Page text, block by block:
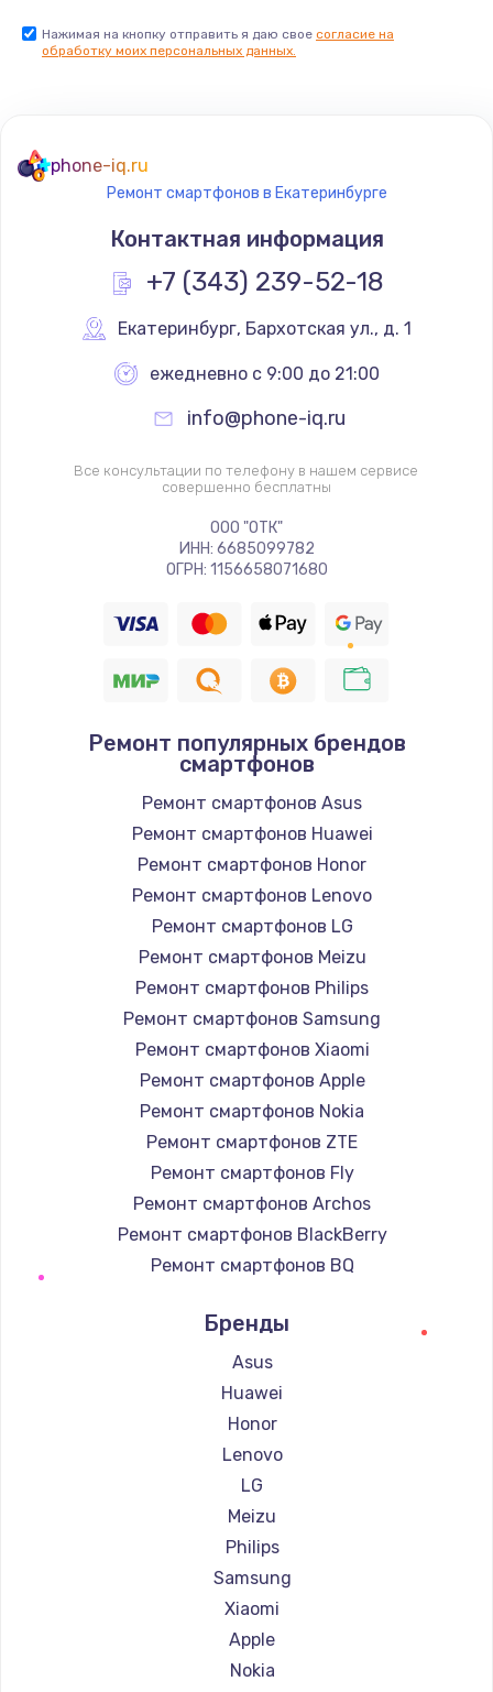
Нажимая на кнопку отправить я даю свое согласие на
обработку моих персональных данных.
phone-iq.ru
Ремонт смартфонов в Екатеринбурге
Контактная информация
+7 (343) 239-52-18
Екатеринбург, Бархотская ул., д. 1
ежедневно с 9:00 до 21:00
info@phone-iq.ru
Все консультации по телефону в нашем сервисе
совершенно бесплатны
ООО "ОТК"
ИНН: 6685099782
ОГРН: 1156658071680
Ремонт популярных брендов
смартфонов
Ремонт смартфонов Asus
Ремонт смартфонов Huawei
Ремонт смартфонов Honor
Ремонт смартфонов Lenovo
Ремонт смартфонов LG
Ремонт смартфонов Meizu
Ремонт смартфонов Philips
Ремонт смартфонов Samsung
Ремонт смартфонов Xiaomi
Ремонт смартфонов Apple
Ремонт смартфонов Nokia
Ремонт смартфонов ZTE
Ремонт смартфонов Fly
Ремонт смартфонов Archos
Ремонт смартфонов BlackBerry
Ремонт смартфонов BQ
Ремонт смартфонов Digma
Ремонт смартфонов Ginzzu
Ремонт смартфонов Highscreen
Ремонт смартфонов Irbis
Ремонт смартфонов Kyocera
Ремонт смартфонов LeEco
Ремонт смартфонов OnePlus
Ремонт смартфонов teXet
Ремонт смартфонов Motorola
Ремонт смартфонов Prestigio
Ремонт смартфонов Vertex
Ремонт смартфонов Microsoft
Бренды
Asus
Huawei
Honor
Lenovo
LG
Meizu
Philips
Samsung
Xiaomi
Apple
Nokia